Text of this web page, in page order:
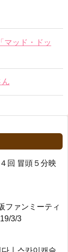
マッド・ドッ
ん
回 冒頭５分映
ファンミーティ
3/3
ㅣ스카이캐슬